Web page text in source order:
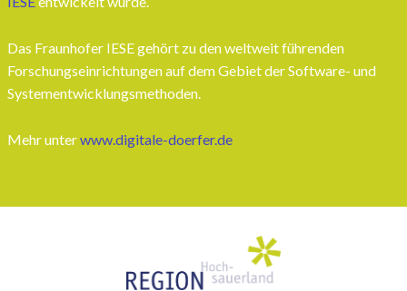
Das Fraunhofer IESE gehört zu den weltweit führenden
Forschungseinrichtungen auf dem Gebiet der Software- und
Systementwicklungsmethoden.
Mehr unterwww.digitale-doerfer.de